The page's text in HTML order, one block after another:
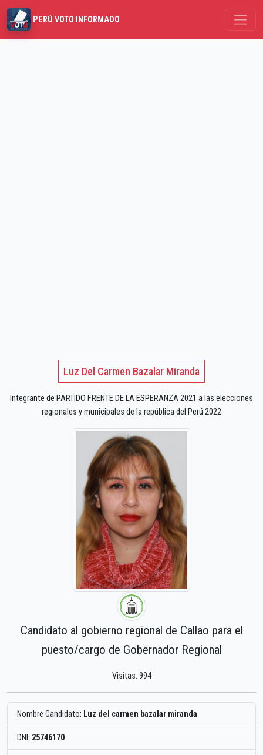
PERÚ VOTO INFORMADO
Luz Del Carmen Bazalar Miranda
Integrante de PARTIDO FRENTE DE LA ESPERANZA 2021 a las elecciones
regionales y municipales de la república del Perú 2022
Candidato al gobierno regional de Callao para el
puesto/cargo de Gobernador Regional
Visitas: 994
Nombre Candidato: Luz del carmen bazalar miranda
DNI: 25746170